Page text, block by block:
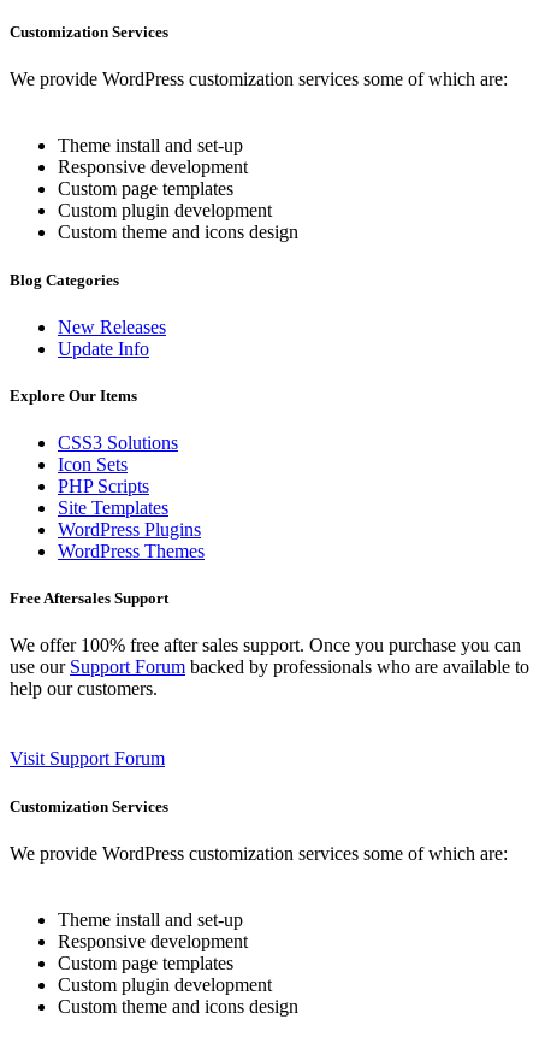
Customization Services
We provide WordPress customization services some of which are:
Theme install and set-up
Responsive development
Custom page templates
Custom plugin development
Custom theme and icons design
Blog Categories
New Releases
Update Info
Explore Our Items
CSS3 Solutions
Icon Sets
PHP Scripts
Site Templates
WordPress Plugins
WordPress Themes
Free Aftersales Support
We offer 100% free after sales support. Once you purchase you can
use our Support Forum backed by professionals who are available to
help our customers.
Visit Support Forum
Customization Services
We provide WordPress customization services some of which are:
Theme install and set-up
Responsive development
Custom page templates
Custom plugin development
Custom theme and icons design